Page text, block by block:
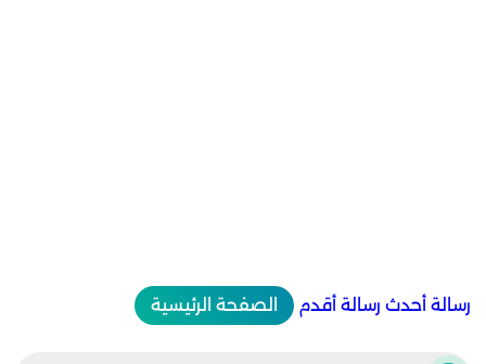
رسالة أحدث رسالة أقدم الصفحة الرئيسية